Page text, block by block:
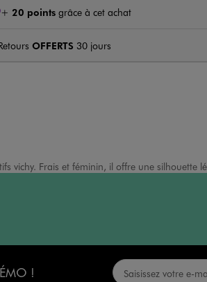
+ 20 points grâce à cet achat
OFFERTS 30 jours
vichy. Frais et féminin, il offre une
!